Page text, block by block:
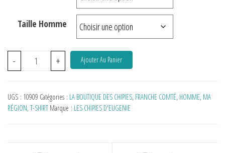
Taille Homme
- + Ajouter Au Panier
UGS : 10909 Catégories : LA BOUTIQUE DES CHIPIES, FRANCHE COMTÉ, HOMME, MA
RÉGION, T-SHIRT Marque : LES CHIPIES D'EUGENIE